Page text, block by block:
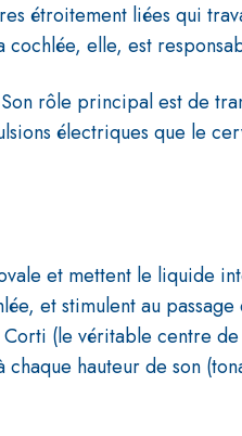
étroitement liées qui
elle, est
rôle principal est de
électriques que le
et mettent le liquide
et stimulent au
(le véritable centre
hauteur de son